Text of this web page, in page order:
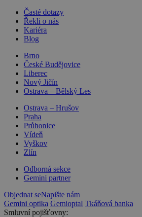
Časté dotazy
Řekli o nás
Kariéra
Blog
Brno
České Budějovice
Liberec
Nový Jičín
Ostrava – Bělský Les
Ostrava – Hrušov
Praha
Průhonice
Vídeň
Vyškov
Zlín
Odborná sekce
Gemini partner
Objednat seNapište nám
Gemini optika Gemioptal Tkáňová banka
Smluvní pojišťovny: